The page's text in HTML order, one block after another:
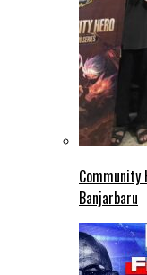
Community
Banjarbaru